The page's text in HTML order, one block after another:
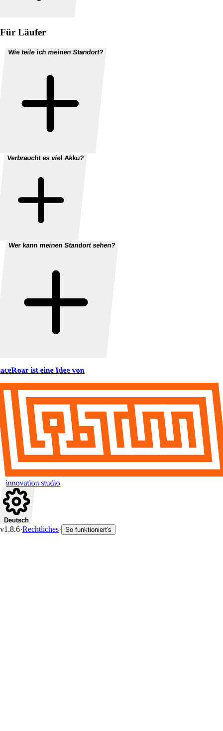
Für Läufer
Wie teile ich meinen Standort?
Verbraucht es viel Akku?
Wer kann meinen Standort sehen?
ist eine Idee von
innovation studio
Deutsch
v1.8.6·Rechtliches· So funktioniert's